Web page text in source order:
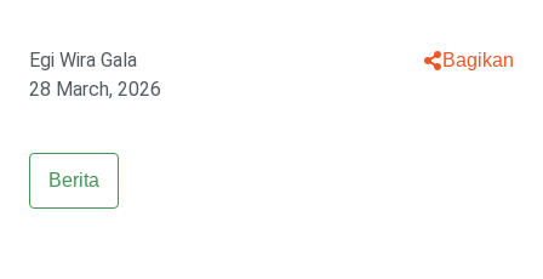
Egi Wira Gala
28 March, 2026
Berita
Bagikan